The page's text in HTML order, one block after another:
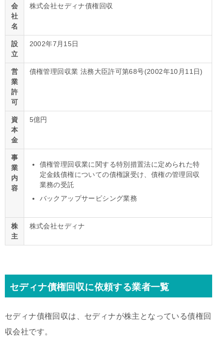
会
社
名
株式会社セディナ債権回収
設
立
2002年7月15日
営
業
許
可
債権管理回収業 法務大臣許可第68号(2002年10月11日)
資
本
金
5億円
事
業
内
容
債権管理回収業に関する特別措置法に定められた特
定金銭債権についての債権譲受け、債権の管理回収
業務の受託
バックアップサービシング業務
株
主
株式会社セディナ
セディナ債権回収に依頼する業者一覧
セディナ債権回収は、セディナが株主となっている債権回
収会社です。